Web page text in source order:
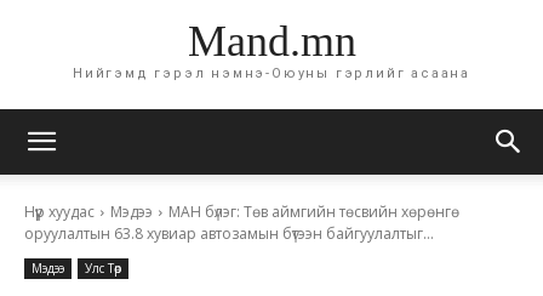
Mand.mn
Нийгэмд гэрэл нэмнэ-Оюуны гэрлийг асаана
Нүүр хуудас Мэдээ
МАН бүлэг: Төв аймгийн төсвийн хөрөнгө
оруулалтын 63.8 хувиар автозамын бүтээн байгуулалтыг...
Мэдээ Улс Төр